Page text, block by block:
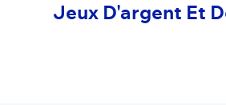
Jeux D'argent Et